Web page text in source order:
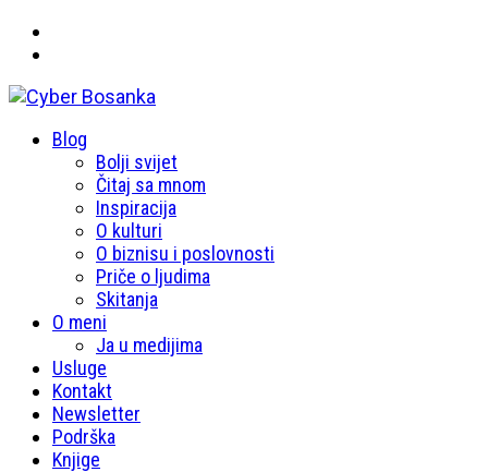
Cyber Bosanka
Primary
Blog
Bolji svijet
Čitaj sa mnom
Inspiracija
O kulturi
O biznisu i poslovnosti
Priče o ljudima
Skitanja
O meni
Ja u medijima
Usluge
Kontakt
Newsletter
Podrška
Knjige